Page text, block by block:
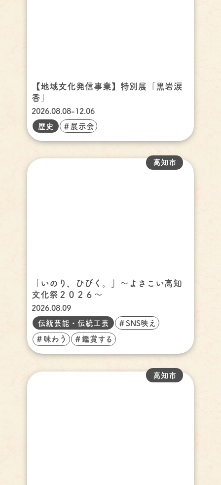
【地域文化発信事業】特別展「黒岩涙
香」
2026.08.08-12.06
歴史
＃展示会
「いのり、ひびく。」～よさこい高知
文化祭２０２６～
高知市
2026.08.09
伝統芸能・伝統工芸
＃SNS映え
＃味わう ＃鑑賞する
高知市